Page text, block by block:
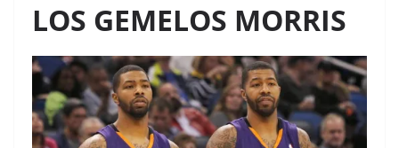
LOS GEMELOS MORRIS